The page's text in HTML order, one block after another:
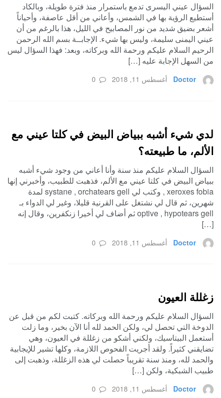
السؤال عيني اليسرى تدمع باستمرار منذ فترة طويلة، وبالكاد
أستطيع الرؤية بها في الشمس، وأعاني من أقل عاصفة، وأحياناً
أشعر بضيق شديد من نور المصابيح في الليل، هذا بالرغم من أن
عيني اليمنى سليمة، وليس بها شيء. الإجابــة بسم الله الرحمن
الرحيم السلام عليكم ورحمة الله وبركاته، وبعد: فهذا السؤال ليس
من السهل الإجابة عليه […]
Doctor أغسطس 11, 2018 0
لدي شيء أشبه ببياض البيض في كلتا عيني مع
الألم، ما طبيعته؟
السؤال السلام عليكم منذ سنة وأنا أعاني من وجود شيء أشبه
ببياض البيض في كلتا عيني مع الألم، فذهبت للطبيب، وأخبرني إنها
xeroxes fobia , وكتب لي systane , orchatears gell لمدة
شهرين، ثم قال لي نشتغل على القرنية قليلا، وغير لي الدواء بـ
optive , hypotears gell ثم أضاف لي أخيرا زنكفرين، وقال إنه
[…]
Doctor أغسطس 11, 2018 0
زغللة العيون
السؤال السلام عليكم ورحمة الله وبركاته. كتبت لكم من قبل عن
الدوخة التي تحصل لي، ولكن الحمد لله أنا الآن بخير، وما زلت
أستعمل البيتاسيك، ولكني أشكو من زغللة في العيون، وهي
تضايقني كثيراً. ولقد أجريت الفحوص اللازمة، وكلها تشير للإيجابية
والحمد لله، ومنذ سنة تقريباً حصلت لي هذه الزغللة، وذهبت إلى
طبيب الشبكية، ولكن […]
Doctor أغسطس 11, 2018 0